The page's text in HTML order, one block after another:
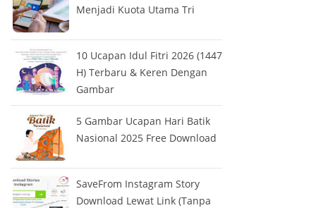
Menjadi Kuota Utama Tri
10 Ucapan Idul Fitri 2026 (1447
H) Terbaru & Keren Dengan
Gambar
5 Gambar Ucapan Hari Batik
Nasional 2025 Free Download
SaveFrom Instagram Story
Download Lewat Link (Tanpa